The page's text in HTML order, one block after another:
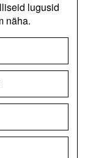
lugusid
näha.